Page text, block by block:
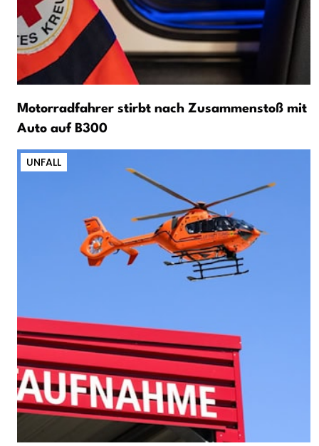
Motorradfahrer stirbt nach Zusammenstoß mit
Auto auf B300
UNFALL